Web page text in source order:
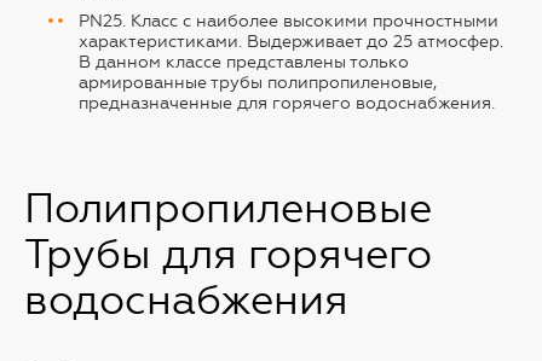
PN25. Класс с наиболее высокими прочностными
характеристиками. Выдерживает до 25 атмосфер.
В данном классе представлены только
армированные трубы полипропиленовые,
предназначенные для горячего водоснабжения.
Полипропиленовые
Трубы для горячего
водоснабжения